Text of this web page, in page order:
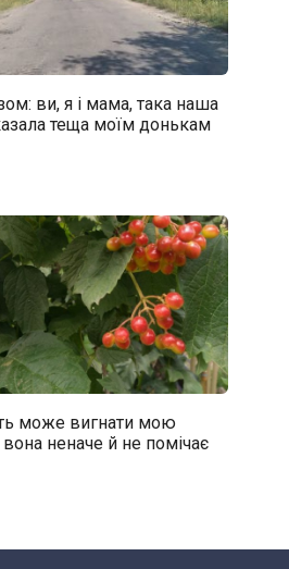
ви, я і мама, така наша
теща моїм донькам
може вигнати мою
неначе й не помічає